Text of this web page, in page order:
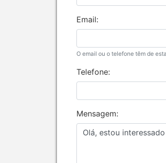
Email:
O email ou o telefone têm de
Telefone:
Mensagem: